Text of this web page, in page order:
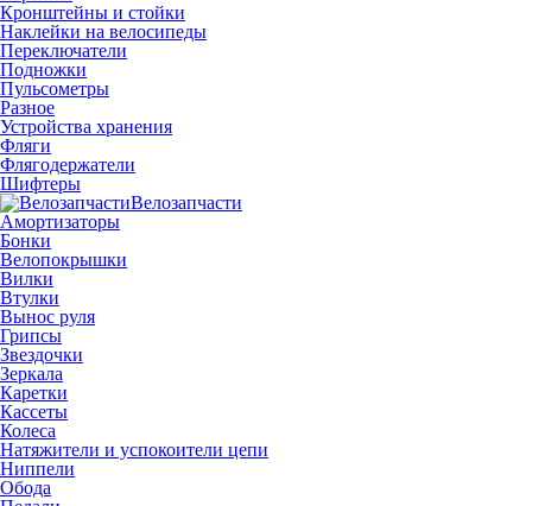
Кронштейны и стойки
Наклейки на велосипеды
Переключатели
Подножки
Пульсометры
Разное
Устройства хранения
Фляги
Флягодержатели
Шифтеры
Велозапчасти
Амортизаторы
Бонки
Велопокрышки
Вилки
Втулки
Вынос руля
Грипсы
Звездочки
Зеркала
Каретки
Кассеты
Колеса
Натяжители и успокоители цепи
Ниппели
Обода